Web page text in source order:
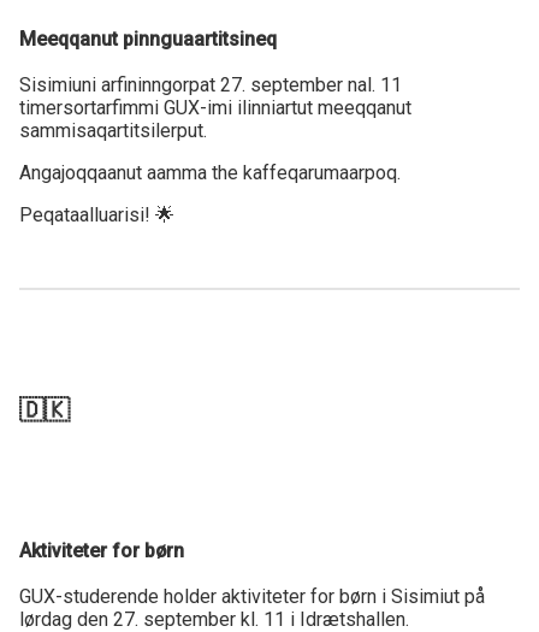
Meeqqanut pinnguaartitsineq
Sisimiuni arfininngorpat 27. september nal. 11
timersortarfimmi GUX-imi ilinniartut meeqqanut
sammisaqartitsilerput.
Angajoqqaanut aamma the kaffeqarumaarpoq.
Peqataalluarisi! 🌟
🇩🇰
Aktiviteter for børn
GUX-studerende holder aktiviteter for børn i Sisimiut på
lørdag den 27. september kl. 11 i Idrætshallen.